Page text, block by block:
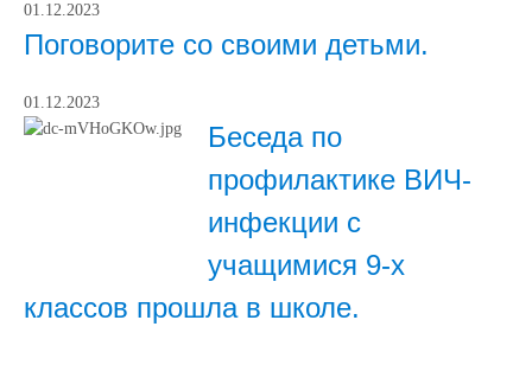
01.12.2023
Поговорите со своими детьми.
01.12.2023
Беседа по
профилактике ВИЧ-
инфекции с
учащимися 9-х
классов прошла в школе.